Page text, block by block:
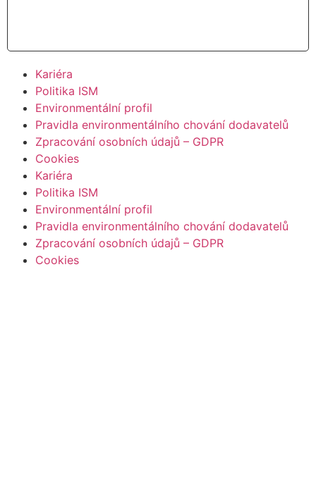
Kariéra
Politika ISM
Environmentální profil
Pravidla environmentálního chování dodavatelů
Zpracování osobních údajů – GDPR
Cookies
Kariéra
Politika ISM
Environmentální profil
Pravidla environmentálního chování dodavatelů
Zpracování osobních údajů – GDPR
Cookies